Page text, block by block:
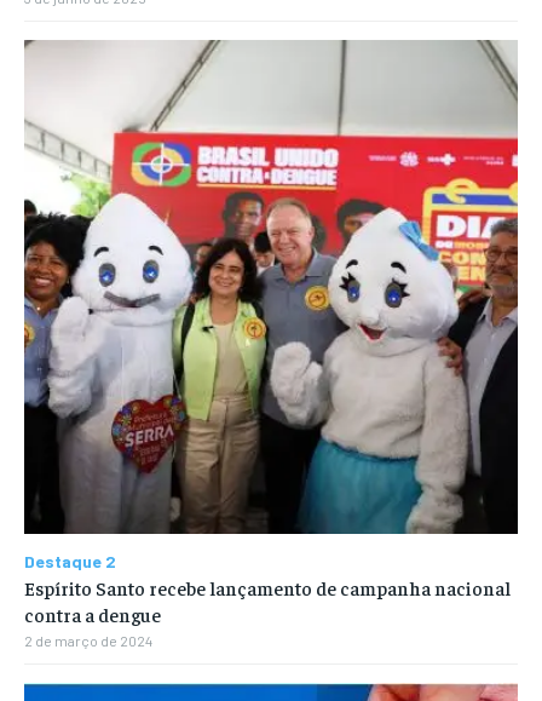
Destaque 2
Espírito Santo recebe lançamento de campanha nacional
contra a dengue
2 de março de 2024